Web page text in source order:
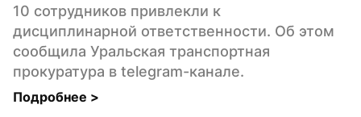
10 сотрудников привлекли к
дисциплинарной ответственности. Об этом
сообщила Уральская транспортная
прокуратура в telegram-канале.
Подробнее >